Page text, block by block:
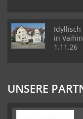
Idyllisch
in
1.11.26
UNSERE